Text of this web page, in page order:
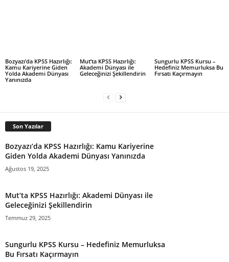
Bozyazı’da KPSS Hazırlığı:
Kamu Kariyerine Giden
Yolda Akademi Dünyası
Yanınızda
Mut’ta KPSS Hazırlığı:
Akademi Dünyası ile
Geleceğinizi Şekillendirin
Sungurlu KPSS Kursu –
Hedefiniz Memurluksa Bu
Fırsatı Kaçırmayın
Son Yazılar
Bozyazı’da KPSS Hazırlığı: Kamu Kariyerine
Giden Yolda Akademi Dünyası Yanınızda
Ağustos 19, 2025
Mut’ta KPSS Hazırlığı: Akademi Dünyası ile
Geleceğinizi Şekillendirin
Temmuz 29, 2025
Sungurlu KPSS Kursu – Hedefiniz Memurluksa
Bu Fırsatı Kaçırmayın